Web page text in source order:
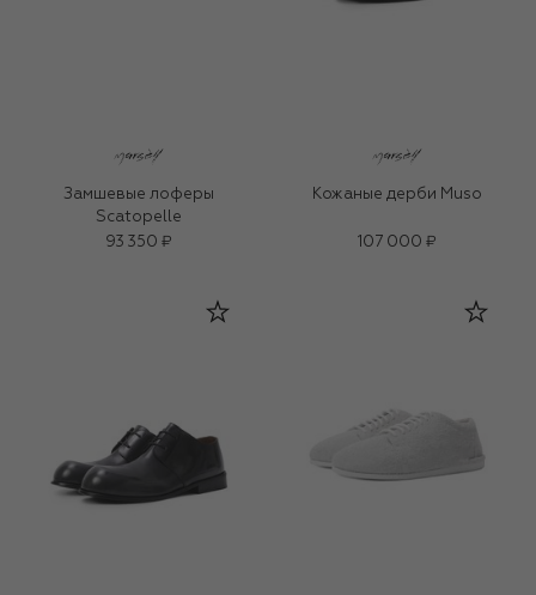
Замшевые лоферы
Scatopelle
93 350 ₽
Кожаные дерби Muso
107 000 ₽